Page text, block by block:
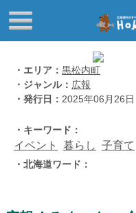
・エリア： 黒松内町
・ジャンル： 広報
・発行日： 2025年06月26日
・キーワード：
イベント 暮らし 子育て
・北海道ワード：
はじめてご利用される方
ふるさと納税ebooks
学校ebooks
北海道立文書館赤れんが
コンテンツ
千歳市